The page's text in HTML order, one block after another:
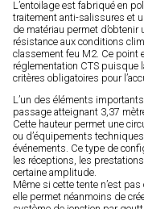
L’entoilage est fabriqué en
traitement anti-salissures et
de matériau permet
résistance aux conditions
classement feu M2. Ce point
réglementation CTS puisque
critères obligatoires pour
L’un des éléments
passage atteignant 3,37
Cette hauteur permet une
ou d’équipements
événements. Ce type de
les réceptions, les
certaine amplitude.
Même si cette tente n’est
elle permet néanmoins de